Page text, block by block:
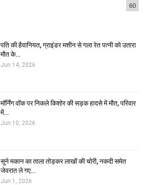
60
पति की हैवानियत, ग्राइंडर मशीन से गला रेत पत्नी को उतारा
मौत के…
Jun 14, 2026
मॉर्निंग वॉक पर निकले किशोर की सड़क हादसे में मौत, परिवार
में…
Jun 10, 2026
सूने मकान का ताला तोड़कर लाखों की चोरी, नकदी समेत
जेवरात ले गए…
Jun 1, 2026